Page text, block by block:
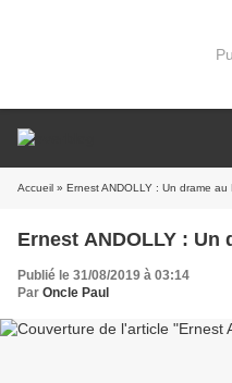
Accueil » Ernest ANDOLLY : Un drame au
Ernest ANDOLLY : Un
Publié le 31/08/2019 à 03:14
Par Oncle Paul